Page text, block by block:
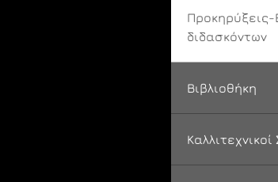
Προκηρύξεις-
διδασκόντων
Βιβλιοθήκη